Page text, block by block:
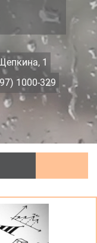
1
1000-329